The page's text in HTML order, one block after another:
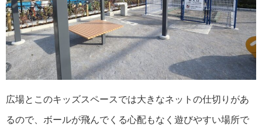
広場とこのキッズスペースでは大きなネットの仕切りがあ
るので、ボールが飛んでくる心配もなく遊びやすい場所で